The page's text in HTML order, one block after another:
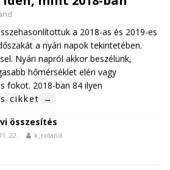
a 2018-as és 2019-es
a nyári napok tekintetében.
Nyári napról akkor beszélünk,
hőmérséklet eléri vagy
fokot. 2018-ban 84 ilyen
cikket →
összesítés
22. k_roland